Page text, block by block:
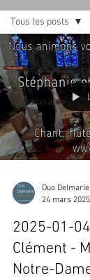
Tous les posts
Commencer
Votre
communauté
Tous les posts
Duo Delmarle
24 mars 2025
2025-01-
Clément -
Notre-